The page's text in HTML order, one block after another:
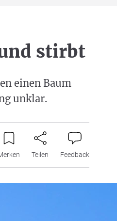
stirbt
einen Baum
unklar.
Teilen Feedback